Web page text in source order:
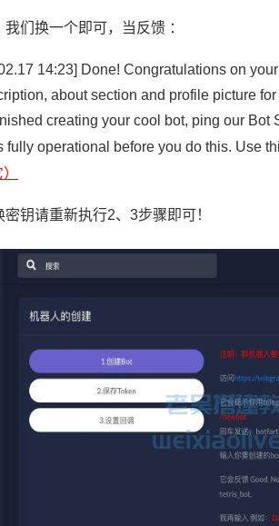
们换一个即可，当反馈 ：
14:23] Done! Congratulations on
about section and profile picture
creating your cool bot, ping our Bot
fully operational before you do this. Use
钥请重新执行2、3步骤即可！